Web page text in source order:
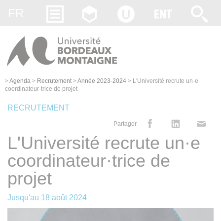
>Agenda > Recrutement >Année 2023-2024 > L'Université recrute un·e
coordinateur·trice de projet
RECRUTEMENT
Partager
L'Université recrute un·e
coordinateur·trice de
projet
Jusqu'au 18 août 2024